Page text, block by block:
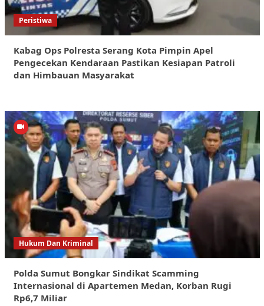
Peristiwa
Kabag Ops Polresta Serang Kota Pimpin Apel
Pengecekan Kendaraan Pastikan Kesiapan Patroli
dan Himbauan Masyarakat
Hukum Dan Kriminal
Polda Sumut Bongkar Sindikat Scamming
Internasional di Apartemen Medan, Korban Rugi
Rp6,7 Miliar